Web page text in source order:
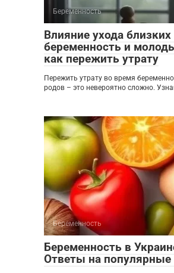
Беременность
Влияние ухода близких
беременность и
как пережить утрату
Пережить утрату во время
родов – это невероятно сложно.
Беременность
Беременность в
Ответы на